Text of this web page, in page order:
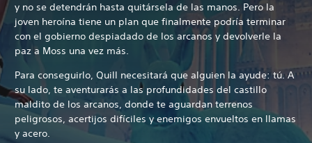
y no se detendrán hasta quitársela de las manos. Pero la
joven heroína tiene un plan que finalmente podría terminar
con el gobierno despiadado de los arcanos y devolverle la
paz a Moss una vez más.
Para conseguirlo, Quill necesitará que alguien la ayude: tú. A
su lado, te aventurarás a las profundidades del castillo
maldito de los arcanos, donde te aguardan terrenos
peligrosos, acertijos difíciles y enemigos envueltos en llamas
y acero.